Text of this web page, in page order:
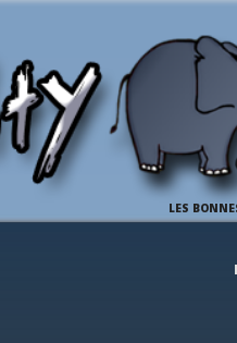
LES